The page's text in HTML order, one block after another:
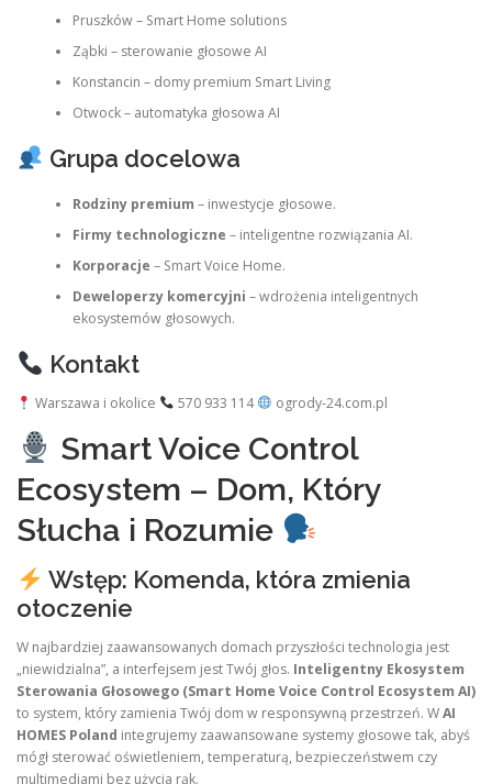
Pruszków – Smart Home solutions
Ząbki – sterowanie głosowe AI
Konstancin – domy premium Smart Living
Otwock – automatyka głosowa AI
Grupa docelowa
Rodziny premium – inwestycje głosowe.
Firmy technologiczne – inteligentne rozwiązania AI.
Korporacje – Smart Voice Home.
Deweloperzy komercyjni – wdrożenia inteligentnych
ekosystemów głosowych.
Kontakt
Warszawa i okolice 570 933 114 ogrody-24.com.pl
Smart Voice Control
Ecosystem – Dom, Który
Słucha i Rozumie
Wstęp: Komenda, która zmienia
otoczenie
W najbardziej zaawansowanych domach przyszłości technologia jest
„niewidzialna”, a interfejsem jest Twój głos. Inteligentny Ekosystem
Sterowania Głosowego (Smart Home Voice Control Ecosystem AI)
to system, który zamienia Twój dom w responsywną przestrzeń. WAI
HOMES Poland integrujemy zaawansowane systemy głosowe tak, abyś
mógł sterować oświetleniem, temperaturą, bezpieczeństwem czy
multimediami bez użycia rąk.